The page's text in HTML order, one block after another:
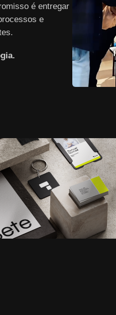
é entregar
e